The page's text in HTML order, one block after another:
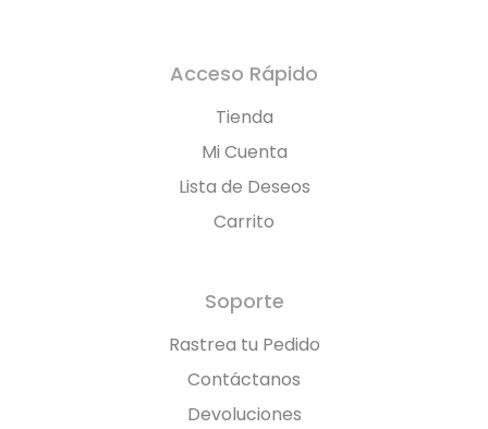
Acceso Rápido
Tienda
Mi Cuenta
Lista de Deseos
Carrito
Soporte
Rastrea tu Pedido
Contáctanos
Devoluciones